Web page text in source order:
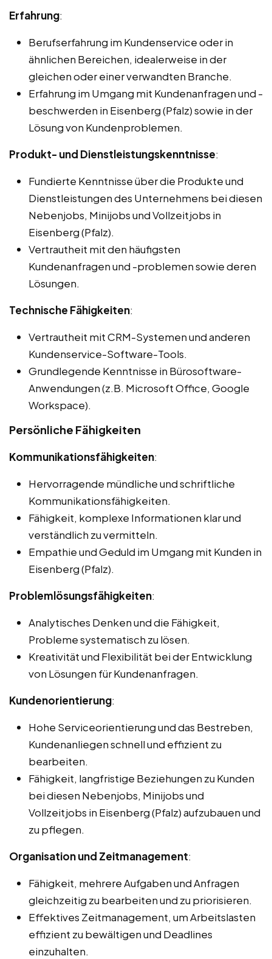
Erfahrung:
Berufserfahrung im Kundenservice oder in
ähnlichen Bereichen, idealerweise in der
gleichen oder einer verwandten Branche.
Erfahrung im Umgang mit Kundenanfragen und -
beschwerden in Eisenberg (Pfalz) sowie in der
Lösung von Kundenproblemen.
Produkt- und Dienstleistungskenntnisse:
Fundierte Kenntnisse über die Produkte und
Dienstleistungen des Unternehmens bei diesen
Nebenjobs, Minijobs und Vollzeitjobs in
Eisenberg (Pfalz).
Vertrautheit mit den häufigsten
Kundenanfragen und -problemen sowie deren
Lösungen.
Technische Fähigkeiten:
Vertrautheit mit CRM-Systemen und anderen
Kundenservice-Software-Tools.
Grundlegende Kenntnisse in Bürosoftware-
Anwendungen (z.B. Microsoft Office, Google
Workspace).
Persönliche Fähigkeiten
Kommunikationsfähigkeiten:
Hervorragende mündliche und schriftliche
Kommunikationsfähigkeiten.
Fähigkeit, komplexe Informationen klar und
verständlich zu vermitteln.
Empathie und Geduld im Umgang mit Kunden in
Eisenberg (Pfalz).
Problemlösungsfähigkeiten:
Analytisches Denken und die Fähigkeit,
Probleme systematisch zu lösen.
Kreativität und Flexibilität bei der Entwicklung
von Lösungen für Kundenanfragen.
Kundenorientierung:
Hohe Serviceorientierung und das Bestreben,
Kundenanliegen schnell und effizient zu
bearbeiten.
Fähigkeit, langfristige Beziehungen zu Kunden
bei diesen Nebenjobs, Minijobs und
Vollzeitjobs in Eisenberg (Pfalz) aufzubauen und
zu pflegen.
Organisation und Zeitmanagement:
Fähigkeit, mehrere Aufgaben und Anfragen
gleichzeitig zu bearbeiten und zu priorisieren.
Effektives Zeitmanagement, um Arbeitslasten
effizient zu bewältigen und Deadlines
einzuhalten.